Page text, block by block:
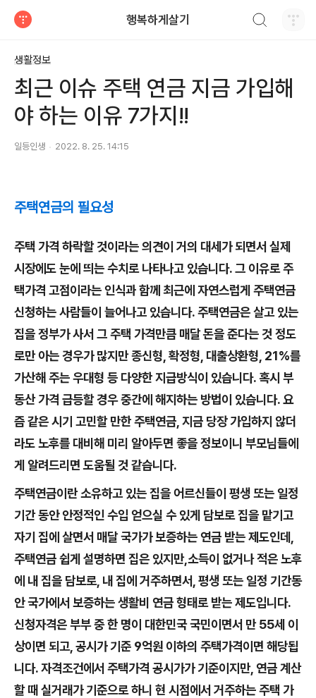
행복하게살기
생활정보
최근 이슈 주택 연금 지금 가입해
야 하는 이유 7가지!!
일등인생 2022. 8. 25. 14:15
주택연금의 필요성
주택 가격 하락할 것이라는 의견이 거의 대세가 되면서 실제
시장에도 눈에 띄는 수치로 나타나고 있습니다. 그 이유로 주
택가격 고점이라는 인식과 함께 최근에 자연스럽게 주택연금
신청하는 사람들이 늘어나고 있습니다. 주택연금은 살고 있는
집을 정부가 사서 그 주택 가격만큼 매달 돈을 준다는 것 정도
로만 아는 경우가 많지만 종신형, 확정형, 대출상환형, 21%를
가산해 주는 우대형 등 다양한 지급방식이 있습니다. 혹시 부
동산 가격 급등할 경우 중간에 해지하는 방법이 있습니다. 요
즘 같은 시기 고민할 만한 주택연금, 지금 당장 가입하지 않더
라도 노후를 대비해 미리 알아두면 좋을 정보이니 부모님들에
게 알려드리면 도움될 것 같습니다.
주택연금이란 소유하고 있는 집을 어르신들이 평생 또는 일정
기간 동안 안정적인 수입 얻으실 수 있게 담보로 집을 맡기고
자기 집에 살면서 매달 국가가 보증하는 연금 받는 제도인데,
주택연금 쉽게 설명하면 집은 있지만,소득이 없거나 적은 노후
에 내 집을 담보로, 내 집에 거주하면서, 평생 또는 일정 기간동
안 국가에서 보증하는 생활비 연금 형태로 받는 제도입니다.
신청자격은 부부 중 한 명이 대한민국 국민이면서 만 55세 이
상이면 되고, 공시가 기준 9억원 이하의 주택가격이면 해당됩
니다. 자격조건에서 주택가격 공시가가 기준이지만, 연금 계산
할 때 실거래가 기준으로 하니 현 시점에서 거주하는 주택 가